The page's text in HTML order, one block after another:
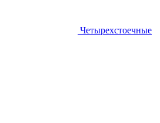
Четырехстоечные